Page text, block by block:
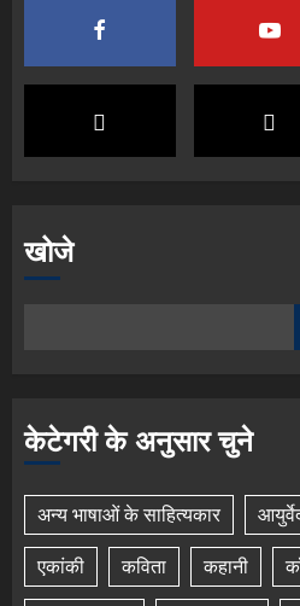
खोजे
केटेगरी के अनुसार चुने
अन्य भाषाओं के साहित्यकार
एकांकी
कविता कहानी